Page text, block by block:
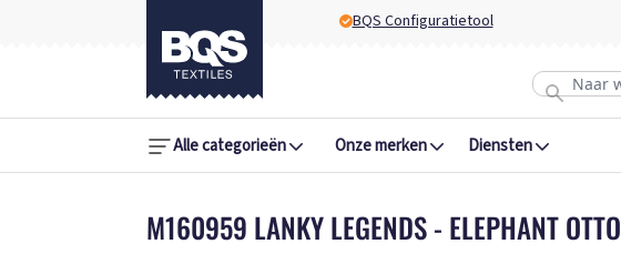
BQS Configuratietool
Alle categorieën Onze merken Diensten
M160959 LANKY LEGENDS - ELEPHANT OTTO